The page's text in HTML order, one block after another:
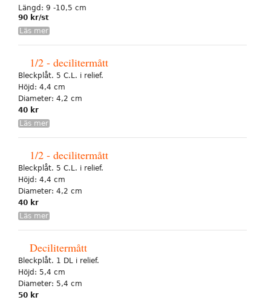
Längd: 9 -10,5 cm
90 kr/st
Läs mer
1/2 - decilitermått
Bleckplåt. 5 C.L. i relief.
Höjd: 4,4 cm
Diameter: 4,2 cm
40 kr
Läs mer
1/2 - decilitermått
Bleckplåt. 5 C.L. i relief.
Höjd: 4,4 cm
Diameter: 4,2 cm
40 kr
Läs mer
Decilitermått
Bleckplåt. 1 DL i relief.
Höjd: 5,4 cm
Diameter: 5,4 cm
50 kr